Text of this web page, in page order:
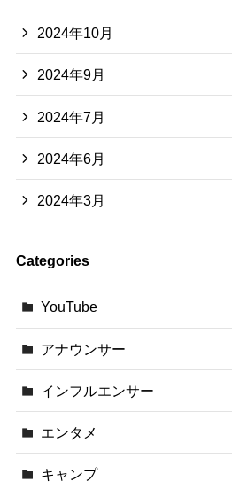
2024年10月
2024年9月
2024年7月
2024年6月
2024年3月
Categories
YouTube
アナウンサー
インフルエンサー
エンタメ
キャンプ